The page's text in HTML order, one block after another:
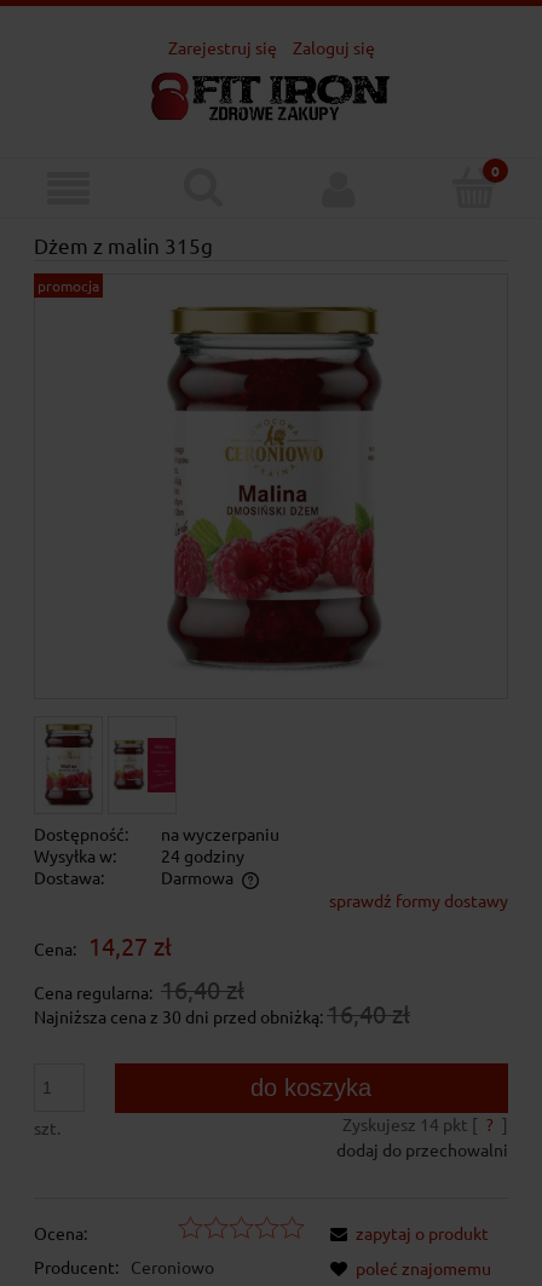
Zarejestruj się Zaloguj się
Dżem z malin 315g
promocja
Dostępność:
na wyczerpaniu
Wysyłka w:
24 godziny
Dostawa:
Darmowa
Cena nie zawiera ewentualnych kosztów płatnościsprawdź formy dostawy
Cena: 14,27 zł
Cena regularna: 16,40 zł
Najniższa cena z 30 dni przed obniżką:16,40 zł
szt.
do koszyka
Zyskujesz 14 pkt [ ? ]
dodaj do przechowalni
Ocena:
Producent:
Ceroniowo
zapytaj o produkt
poleć znajomemu